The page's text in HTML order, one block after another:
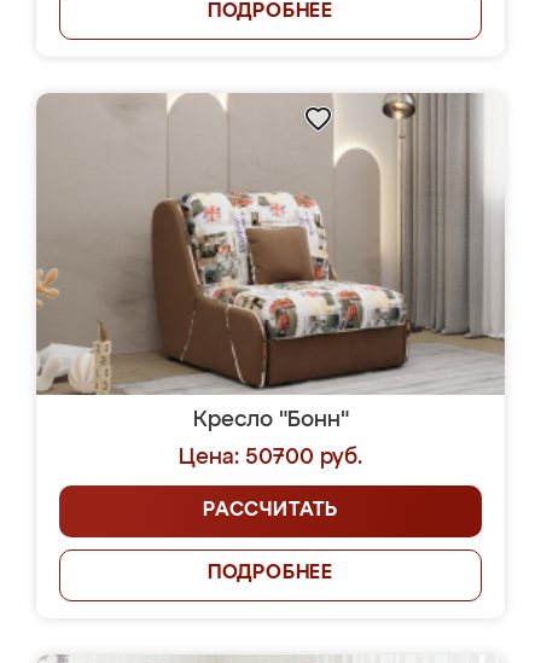
ПОДРОБНЕЕ
Кресло "Бонн"
Цена: 50700 руб.
РАССЧИТАТЬ
ПОДРОБНЕЕ